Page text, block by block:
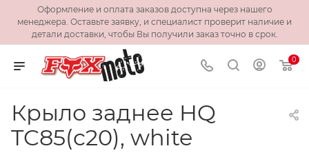
Оформление и оплата заказов доступна через нашего
менеджера. Оставьте заявку, и специалист проверит наличие и
детали доставки, чтобы Вы получили заказ точно в срок.
0
Крыло заднее HQ
TC85(c20), white